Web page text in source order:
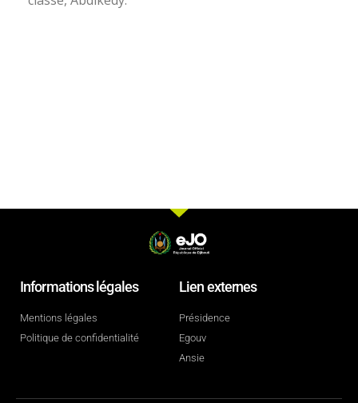
Informations légales
Mentions légales
Politique de confidentialité
Lien externes
Présidence
Egouv
Ansie